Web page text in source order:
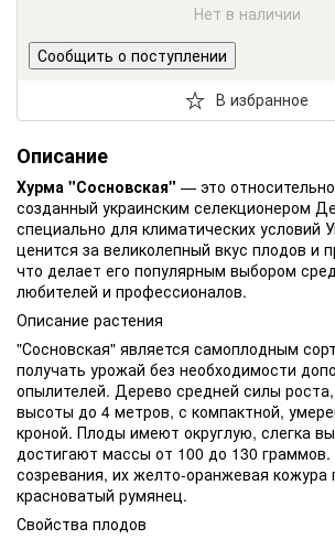
Нет в наличии
Сообщить о поступлении
В избранное
Описание
Хурма "Сосновская" — это
созданный украинским селекционером
специально для климатических условий
ценится за великолепный вкус плодов и
что делает его популярным выбором
любителей и профессионалов.
Описание растения
"Сосновская" является самоплодным
получать урожай без необходимости
опылителей. Дерево средней силы
высоты до 4 метров, с компактной,
кроной. Плоды имеют округлую, слегка
достигают массы от 100 до 130 граммов.
созревания, их желто-оранжевая кожура
красноватый румянец.
Свойства плодов